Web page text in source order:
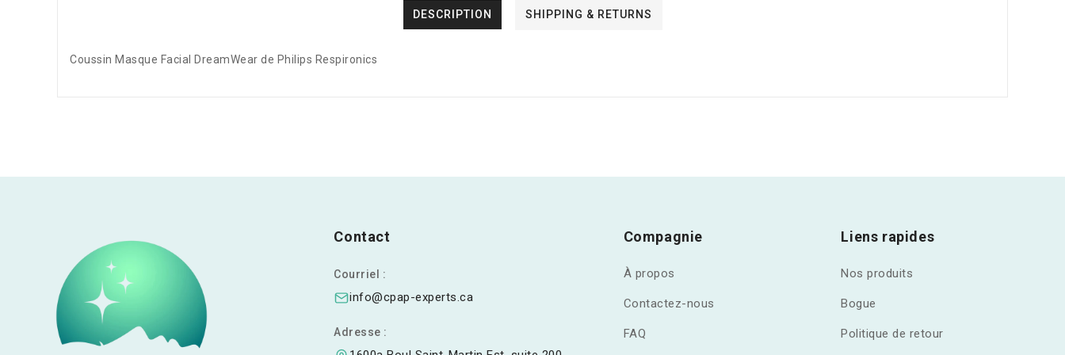
DESCRIPTION SHIPPING & RETURNS
Coussin Masque Facial DreamWear de Philips Respironics
Contact
Courriel :
info@cpap-experts.ca
Adresse :
Compagnie
À propos
Contactez-nous
FAQ
Liens rapides
Nos produits
Bogue
Politique de retour